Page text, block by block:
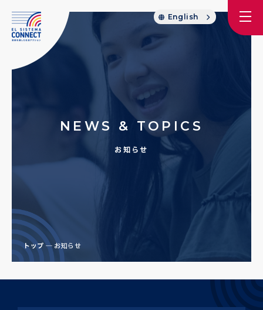
English
NEWS & TOPICS
お知らせ
トップ お知らせ